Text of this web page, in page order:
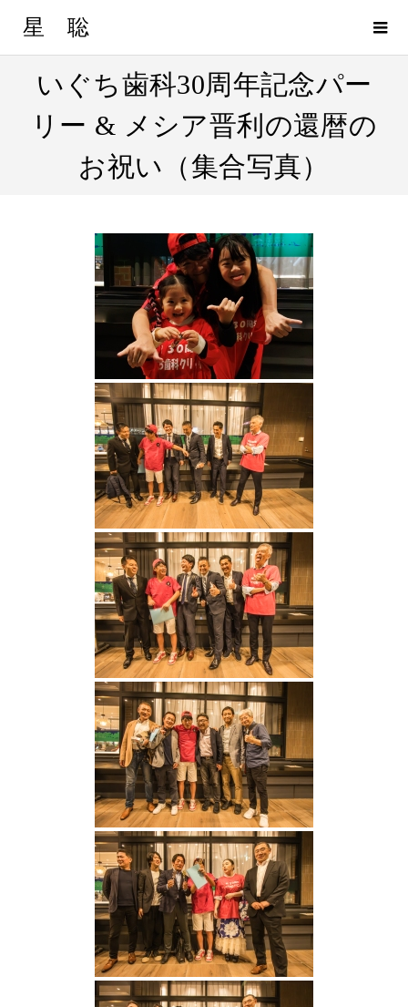
星 聡
いぐち歯科30周年記念パー
リー & メシア晋利の還暦の
お祝い（集合写真）